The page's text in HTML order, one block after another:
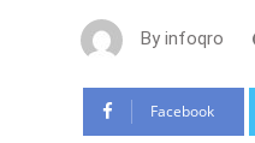
By infoqro
Facebook